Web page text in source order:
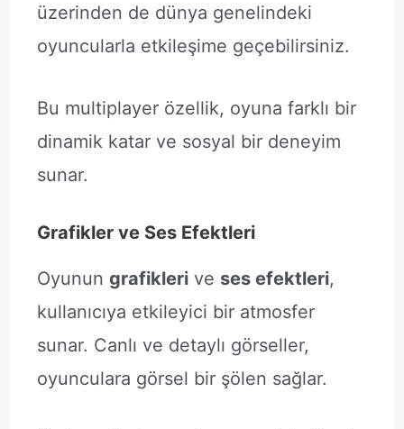
üzerinden de dünya genelindeki
oyuncularla etkileşime geçebilirsiniz.
Bu multiplayer özellik, oyuna farklı bir
dinamik katar ve sosyal bir deneyim
sunar.
Grafikler ve Ses Efektleri
Oyunun grafiklerive ses efektleri,
kullanıcıya etkileyici bir atmosfer
sunar. Canlı ve detaylı görseller,
oyunculara görsel bir şölen sağlar.